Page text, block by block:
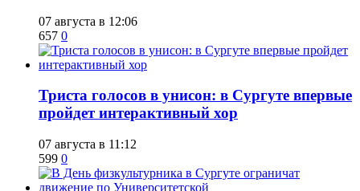
07 августа в 12:06
657 0
​Триста голосов в унисон: в Сургуте впервые
пройдет интерактивный хор
07 августа в 11:12
599 0